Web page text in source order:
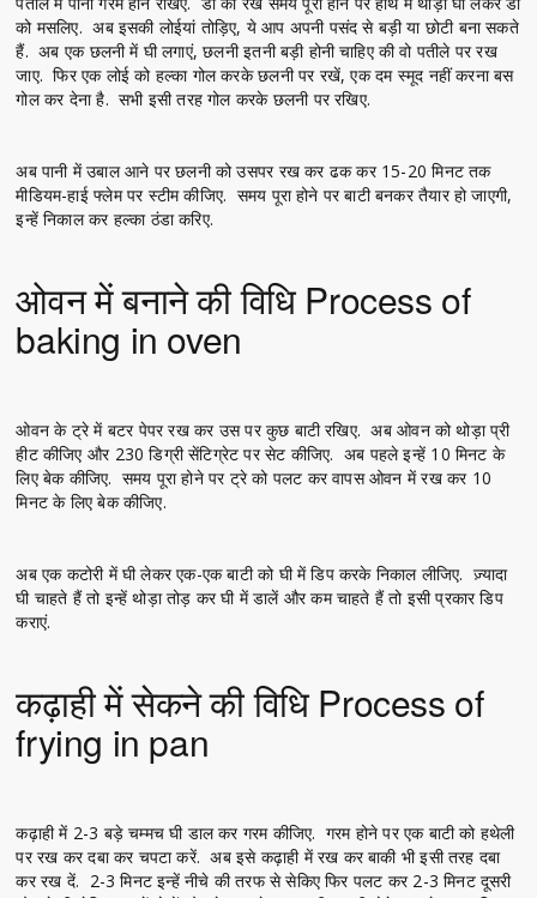
को मसलिए. अब इसकी लोईयां तोड़िए, ये आप अपनी पसंद से बड़ी या छोटी बना सकते
हैं. अब एक छलनी में घी लगाएं, छलनी इतनी बड़ी होनी चाहिए की वो पतीले पर रख
जाए. फिर एक लोई को हल्का गोल करके छलनी पर रखें, एक दम स्मूद नहीं करना बस
गोल कर देना है. सभी इसी तरह गोल करके छलनी पर रखिए.
अब पानी में उबाल आने पर छलनी को उसपर रख कर ढक कर 15-20 मिनट तक
मीडियम-हाई फ्लेम पर स्टीम कीजिए. समय पूरा होने पर बाटी बनकर तैयार हो जाएगी,
इन्हें निकाल कर हल्का ठंडा करिए.
ओवन में बनाने की विधि Process of
baking in oven
ओवन के ट्रे में बटर पेपर रख कर उस पर कुछ बाटी रखिए. अब ओवन को थोड़ा प्री
हीट कीजिए और 230 डिग्री सेंटिग्रेट पर सेट कीजिए. अब पहले इन्हें 10 मिनट के
लिए बेक कीजिए. समय पूरा होने पर ट्रे को पलट कर वापस ओवन में रख कर 10
मिनट के लिए बेक कीजिए.
अब एक कटोरी में घी लेकर एक-एक बाटी को घी में डिप करके निकाल लीजिए. ज़्यादा
घी चाहते हैं तो इन्हें थोड़ा तोड़ कर घी में डालें और कम चाहते हैं तो इसी प्रकार डिप
कराएं.
कढ़ाही में सेकने की विधि Process of
frying in pan
कढ़ाही में 2-3 बड़े चम्मच घी डाल कर गरम कीजिए. गरम होने पर एक बाटी को हथेली
पर रख कर दबा कर चपटा करें. अब इसे कढ़ाही में रख कर बाकी भी इसी तरह दबा
कर रख दें. 2-3 मिनट इन्हें नीचे की तरफ से सेकिए फिर पलट कर 2-3 मिनट दूसरी